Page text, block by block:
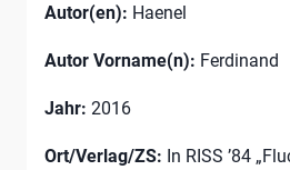
Autor(en): Haenel
Autor Vorname(n): Ferdinand
Jahr: 2016
Ort/Verlag/ZS: In RISS ’84